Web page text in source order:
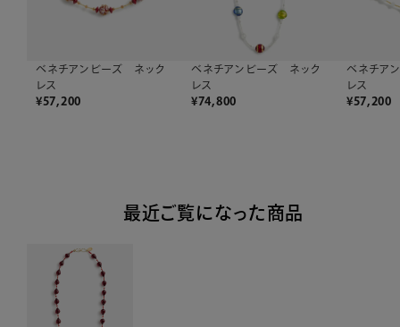
ベネチアンビーズ ネック
レス
¥57,200
ベネチアンビーズ ネック
レス
¥74,800
ベネチア
レス
¥57,200
最近ご覧になった商品